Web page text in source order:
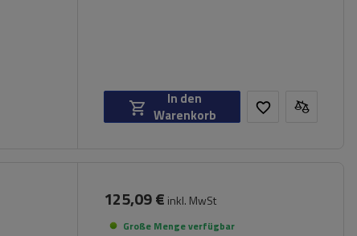
In den
Warenkorb
125,09 € inkl. MwSt
Große Menge verfügbar